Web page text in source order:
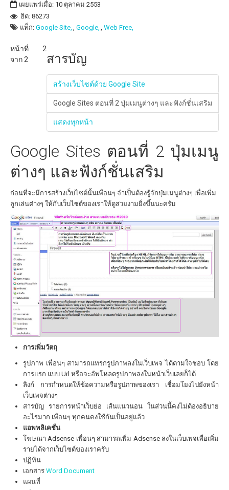
เผยแพร่เมื่อ: 10 ตุลาคม 2553
ฮิต: 86273
แท็ก: Google Site, Google, Web Free,
สารบัญ
สร้างเว็บไซต์ด้วย Google Site
Google Sites ตอนที่ 2 ปุ่มเมนูต่างๆ และฟังก์ชั่นเสริม
แสดงทุกหน้า
หน้าที่ 2
จาก 2
Google Sites ตอนที่ 2 ปุ่มเมนู
ต่างๆ และฟังก์ชั่นเสริม
ก่อนที่จะมีการสร้างเว็บไซต์นั้นเพื่อนๆ จำเป็นต้องรู้จักปุ่มเมนูต่างๆ เพื่อเพิ่ม
ลูกเล่นต่างๆ ให้กับเว็บไซต์ของเราให้ดูสวยงามยิ่งขึ้นนะครับ
การเพิ่มวัตถุ
รูปภาพ เพื่อนๆ สามารถแทรกรูปภาพลงในเว็บเพจ ได้ตามใจชอบ โดย
การแรก แบบ Url หรือจะอัพโหลดรูปภาพลงในหน้าเว็บเลยก็ได้
ลิงก์ การกำหนดให้ข้อความหรือรูปภาพของเรา เชื่อมโยงไปยังหน้า
เว็บเพจต่างๆ
สารบัญ รายการหน้าเว็บย่อ เส้นแนวนอน ในส่วนนี้คงไม่ต้องอธิบาย
อะไรมาก เพื่อนๆ ทุกคนคงใช้กันเป็นอยู่แล้ว
แอพพลิเคชั่น
โฆษณา Adsense เพื่อนๆ สามารถเพิ่ม Adsense ลงในเว็บเพจเพื่อเพิ่ม
รายได้จากเว็บไซต์ของเราครับ
ปฏิทิน
เอกสาร Word Document
แผนที่